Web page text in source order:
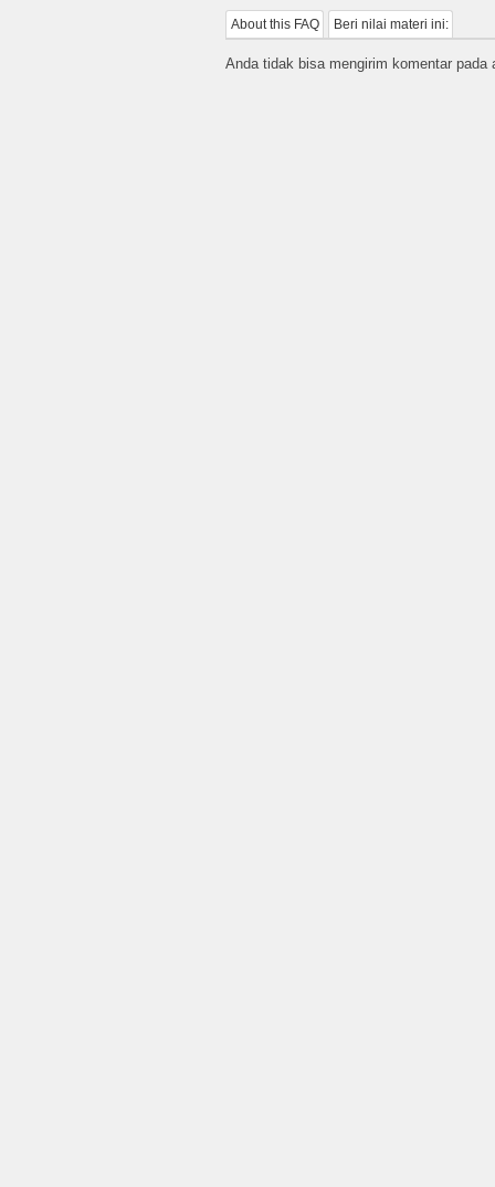
About this FAQ Beri nilai materi ini:
Anda tidak bisa mengirim komentar pada